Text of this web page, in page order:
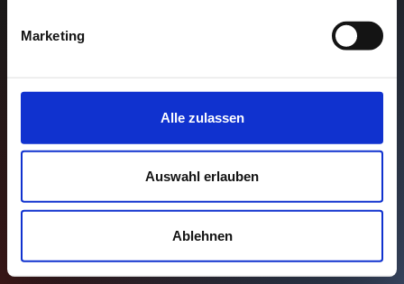
Marketing
Alle zulassen
Auswahl erlauben
Ablehnen